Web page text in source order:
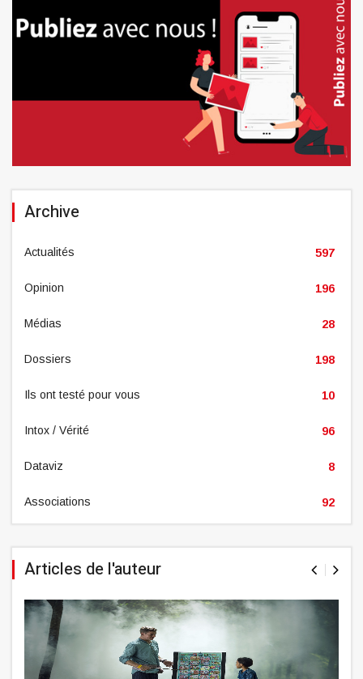
Archive
Actualités 597
Opinion 196
Médias 28
Dossiers 198
Ils ont testé pour vous 10
Intox / Vérité 96
Dataviz 8
Associations 92
Articles de l'auteur